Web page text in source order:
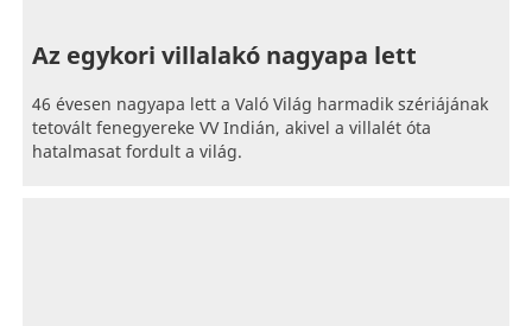
Az egykori villalakó nagyapa lett
46 évesen nagyapa lett a Való Világ harmadik szériájának
tetovált fenegyereke VV Indián, akivel a villalét óta
hatalmasat fordult a világ.